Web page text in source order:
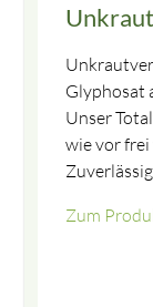
Glyphosat
Unser
wie vor
Zum